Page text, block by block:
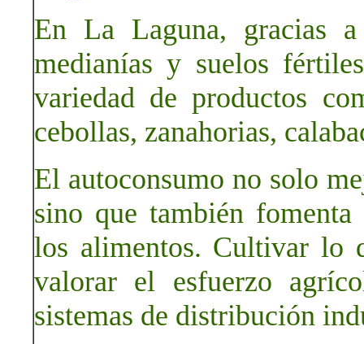
En La Laguna, gracias
medianías y suelos
variedad de productos
cebollas, zanahorias,
El autoconsumo no solo
sino que también
los alimentos. Cultivar lo
valorar el esfuerzo
sistemas de distribución